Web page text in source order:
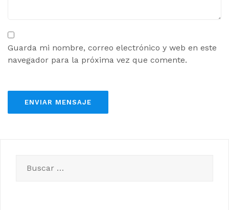
Guarda mi nombre, correo electrónico y web en este
navegador para la próxima vez que comente.